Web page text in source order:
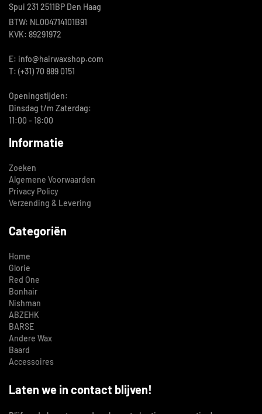
Spui 231 2511BP Den Haag
BTW: NL004714101B91
KVK: 89291972
E: info@hairwaxshop.com
T: (+31) 70 889 0151
Openingstijden:
Dinsdag t/m Zaterdag:
11:00 - 18:00
Informatie
Zoeken
Algemene Voorwaarden
Privacy Policy
Verzending & Levering
Categoriën
Home
Glorie
Red One
Bonhair
Nishman
ABZEHK
BARSE
Andere Wax
Baard
Accessoires
Laten we in contact blijven!